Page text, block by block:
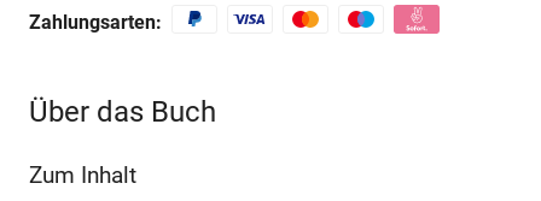
Zahlungsarten:
Über das Buch
Zum Inhalt